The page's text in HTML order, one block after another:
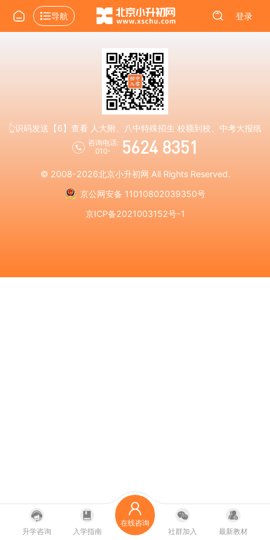
导航 登录
👆识码发送【6】查看 人大附、八中特殊招生 校额到校、中考大报纸
咨询电话:
010-
5624 8351
© 2008-2026北京小升初网 All Rights Reserved.
京公网安备 11010802039350号
京ICP备2021003152号-1
升学咨询 入学指南
在线咨询
社群加入
最新教材